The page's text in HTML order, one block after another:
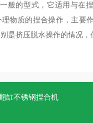
般的型式，它适用与在
物质的捏合操作，主要
是挤压脱水操作的情况
缸不锈钢捏合机